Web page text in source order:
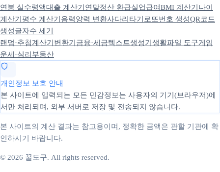
연봉 실수령액대출 계산기 연말정산 환급실업급여BMI 계산기 나이
계산기 평수 계산기 음력양력 변환사다리타기 로또번호 생성QR코드
생성글자수 세기
랜덤·추첨계산기 변환기 금융·세금텍스트생성기 생활파일 도구게임
운세·심리 부동산
개인정보 보호 안내
본 사이트에 입력되는 모든 민감정보는 사용자의 기기(브라우저)에
서만 처리되며, 외부 서버로 저장 및 전송되지 않습니다.
본 사이트의 계산 결과는 참고용이며, 정확한 금액은 관할 기관에 확
인하시기 바랍니다.
© 2026 꿀도구. All rights reserved.